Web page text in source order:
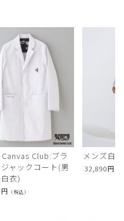
Club:ブラ
ャックコート(男
衣)
円 （税込）
メンズ白
32,890円